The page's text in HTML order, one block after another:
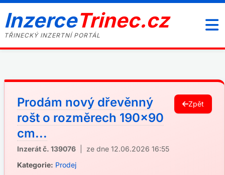
InzerceTrinec.cz
TŘINECKÝ INZERTNÍ PORTÁL
Prodám nový dřevěnný
rošt o rozměrech 190x90
cm...
Inzerát č. 139076 | ze dne 12.06.2026 16:55
Kategorie: Prodej
Zpět